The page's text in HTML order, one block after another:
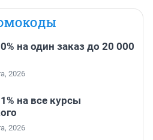
на один заказ до 20 000
2026
на все курсы
2026